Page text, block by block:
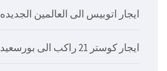
ايجار اتوبيس الى العالمين الجديده
ايجار كوستر 21 راكب الى بورسعيد